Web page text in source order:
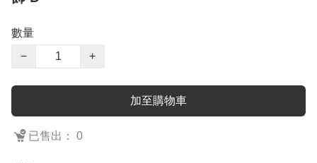
數量
−
+
加至購物車
已售出： 0